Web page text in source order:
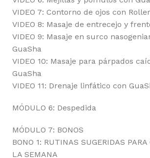
VIDEO 7: Contorno de ojos con
VIDEO 8: Masaje de entrecejo y
VIDEO 9: Masaje en surco
GuaSha
VIDEO 10: Masaje para párpados
GuaSha
VIDEO 11: Drenaje linfático con
MÓDULO 6: Despedida
MÓDULO 7: BONOS
BONO 1: RUTINAS SUGERIDAS
LA SEMANA